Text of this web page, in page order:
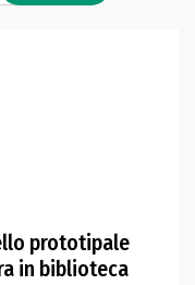
prototipale
in biblioteca